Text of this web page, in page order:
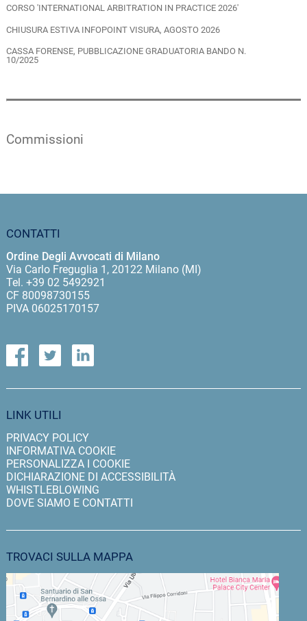
CORSO 'INTERNATIONAL ARBITRATION IN PRACTICE 2026'
CHIUSURA ESTIVA INFOPOINT VISURA, AGOSTO 2026
CASSA FORENSE, PUBBLICAZIONE GRADUATORIA BANDO N.
10/2025
Commissioni
CONTATTI
Ordine Degli Avvocati di Milano
Via Carlo Freguglia 1, 20122 Milano (MI)
Tel. +39 02 5492921
CF 80098730155
PIVA 06025170157
LINK UTILI
PRIVACY POLICY
INFORMATIVA COOKIE
PERSONALIZZA I COOKIE
DICHIARAZIONE DI ACCESSIBILITÀ
WHISTLEBLOWING
DOVE SIAMO E CONTATTI
TROVACI SULLA MAPPA